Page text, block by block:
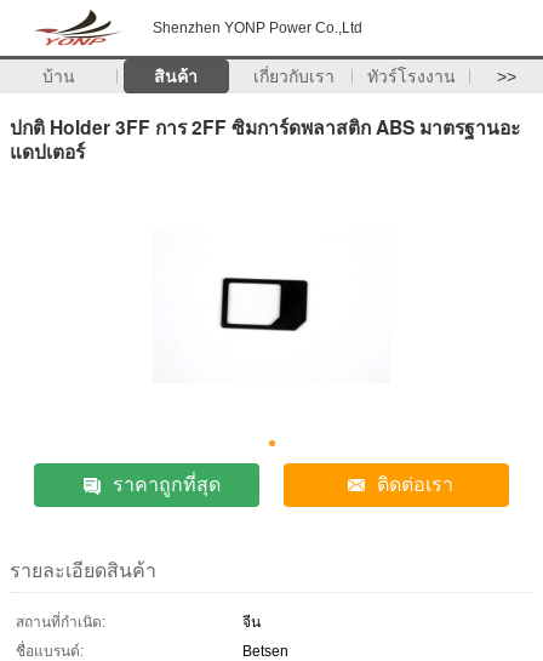
Shenzhen YONP Power Co.,Ltd
บ้าน สินค้า เกี่ยวกับเรา ทัวร์โรงงาน >>
ปกติ Holder 3FF การ 2FF ซิมการ์ดพลาสติก ABS มาตรฐานอะ
แดปเตอร์
ราคาถูกที่สุด ติดต่อเรา
รายละเอียดสินค้า
สถานที่กำเนิด:
จีน
ชื่อแบรนด์:
Betsen